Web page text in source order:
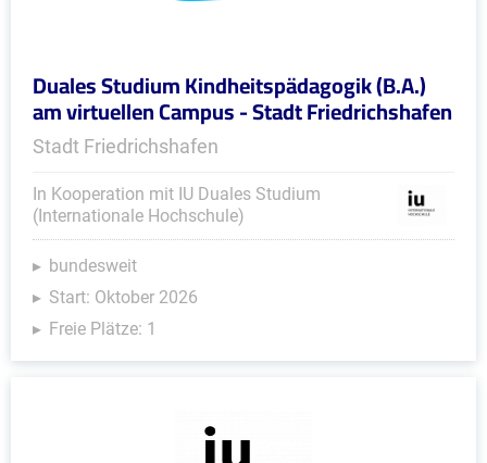
Duales Studium Kindheitspädagogik (B.A.)
am virtuellen Campus - Stadt Friedrichshafen
Stadt Friedrichshafen
In Kooperation mit IU Duales Studium
(Internationale Hochschule)
bundesweit
Start: Oktober 2026
Freie Plätze: 1